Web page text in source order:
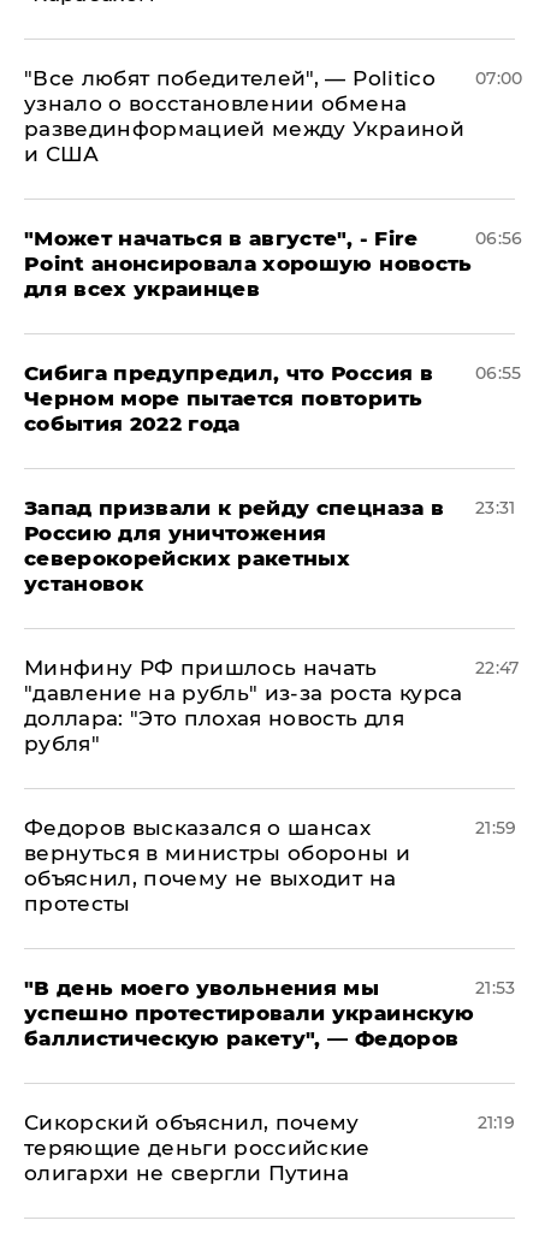
​"Все любят победителей", — Politico
узнало о восстановлении обмена
развединформацией между Украиной
и США
07:00
"Может начаться в августе", - Fire
Point анонсировала хорошую новость
для всех украинцев
06:56
Сибига предупредил, что Россия в
Черном море пытается повторить
события 2022 года
06:55
Запад призвали к рейду спецназа в
Россию для уничтожения
северокорейских ракетных
установок
23:31
Минфину РФ пришлось начать
"давление на рубль" из-за роста курса
доллара: "Это плохая новость для
рубля"
22:47
Федоров высказался о шансах
вернуться в министры обороны и
объяснил, почему не выходит на
протесты
21:59
​"В день моего увольнения мы
успешно протестировали украинскую
баллистическую ракету", — Федоров
21:53
Сикорский объяснил, почему
теряющие деньги российские
олигархи не свергли Путина
21:19